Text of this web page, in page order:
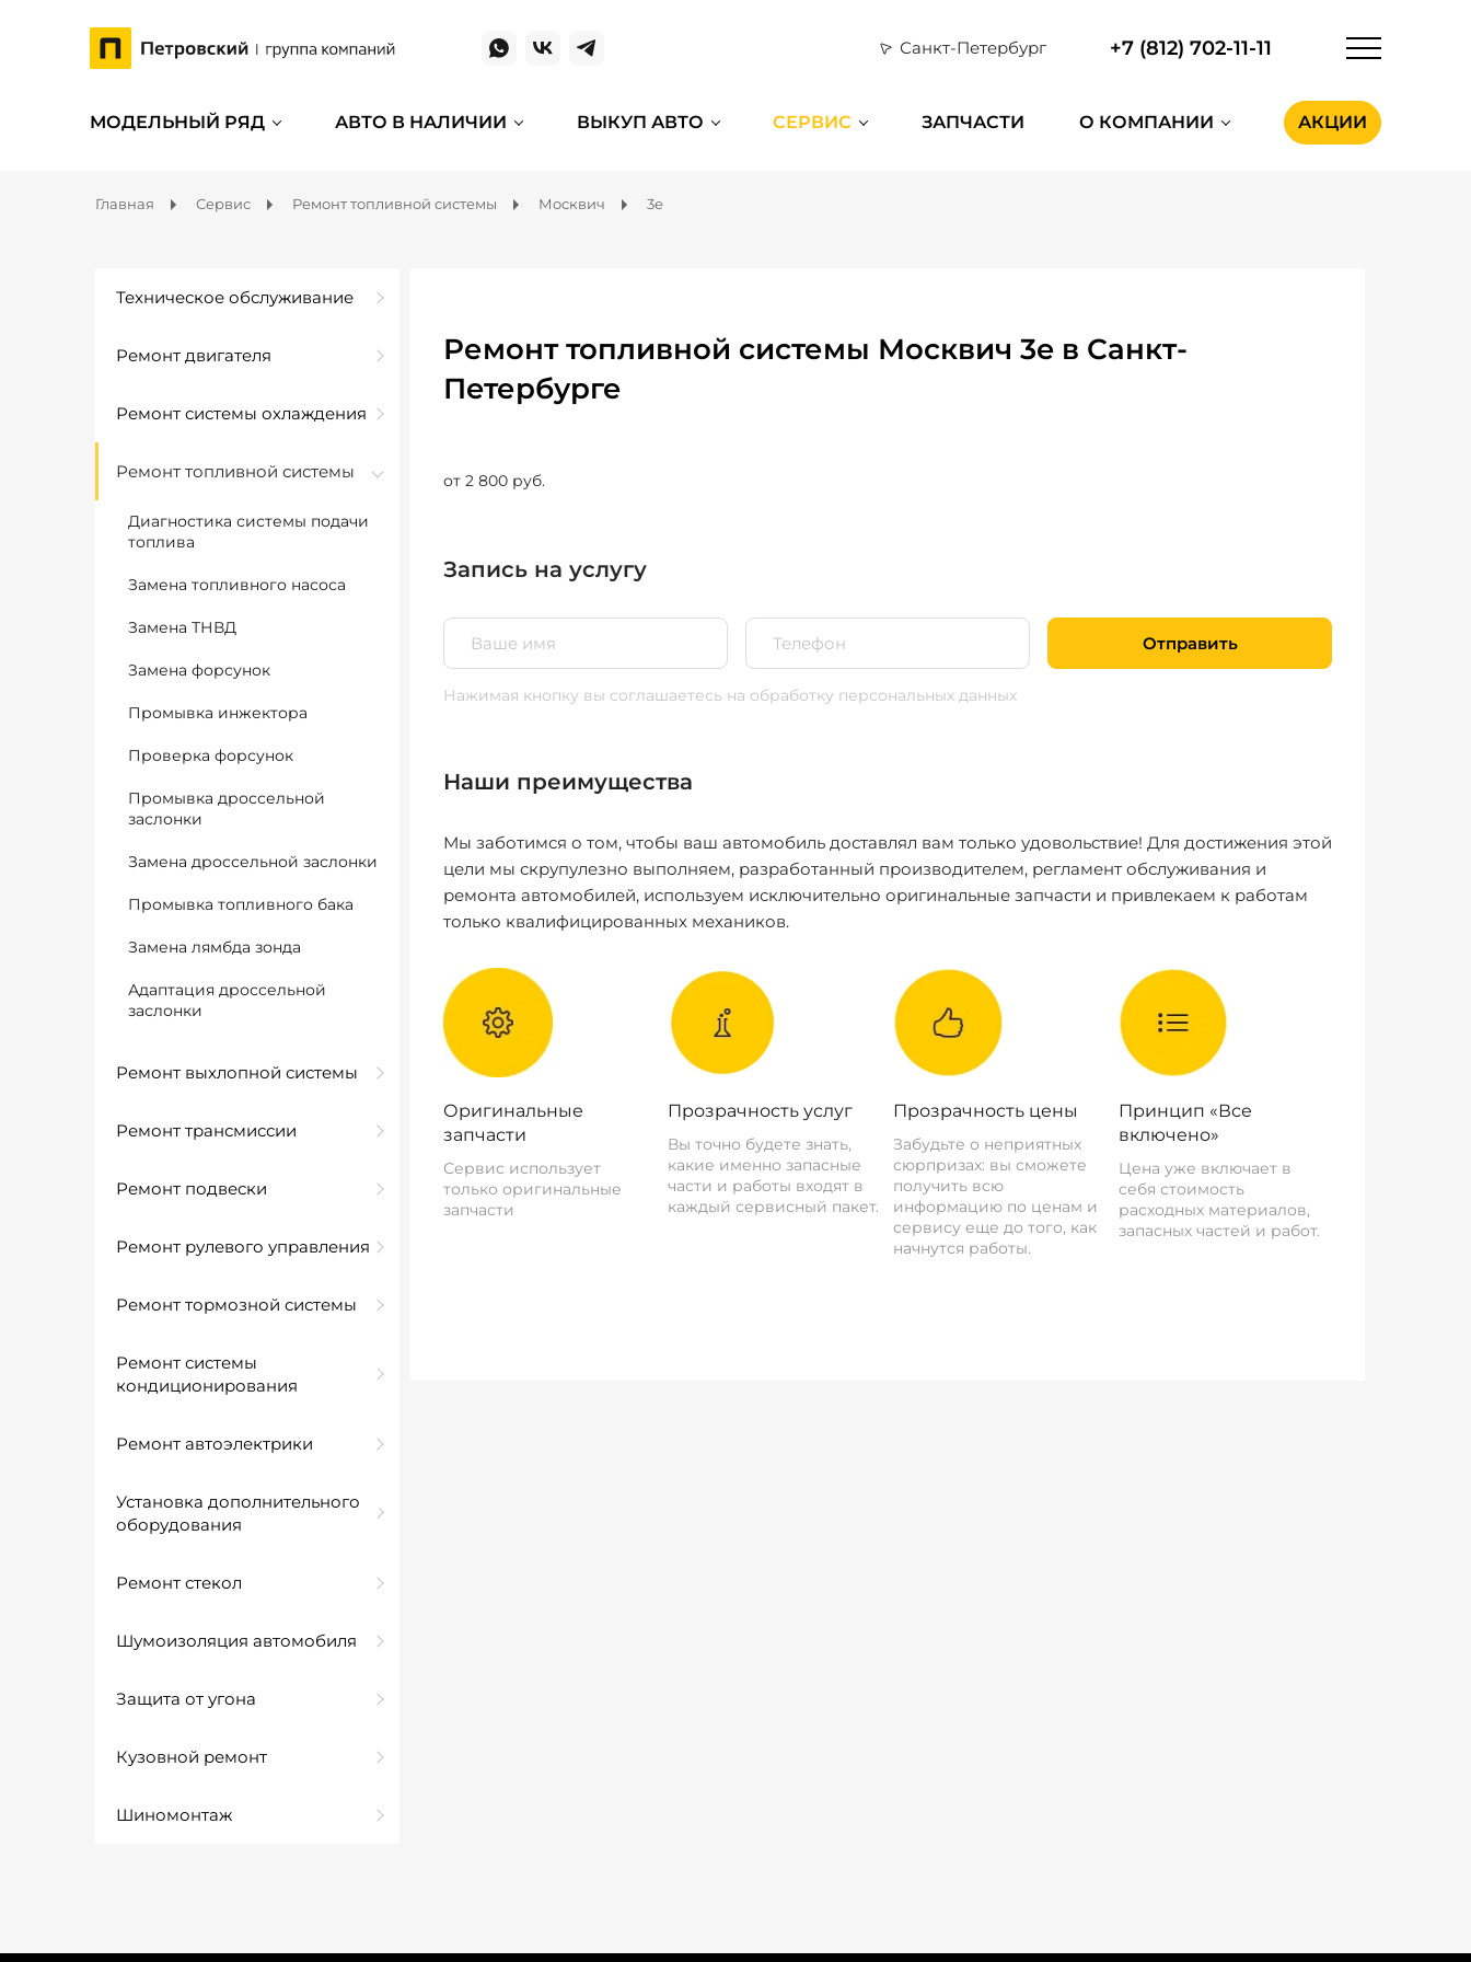
Санкт-Петербург +7 (812) 702-11-11
МОДЕЛЬНЫЙ РЯД АВТО В НАЛИЧИИ ВЫКУП АВТО СЕРВИС ЗАПЧАСТИ О КОМПАНИИ АКЦИИ
Главная Сервис Ремонт топливной системы Москвич 3e
Техническое обслуживание
Ремонт двигателя
Ремонт системы охлаждения
Ремонт топливной системы
Диагностика системы подачи
топлива
Замена топливного насоса
Замена ТНВД
Замена форсунок
Промывка инжектора
Проверка форсунок
Промывка дроссельной
заслонки
Замена дроссельной заслонки
Промывка топливного бака
Замена лямбда зонда
Адаптация дроссельной
заслонки
Ремонт выхлопной системы
Ремонт трансмиссии
Ремонт подвески
Ремонт рулевого управления
Ремонт тормозной системы
Ремонт системы
кондиционирования
Ремонт автоэлектрики
Установка дополнительного
оборудования
Ремонт стекол
Шумоизоляция автомобиля
Защита от угона
Кузовной ремонт
Шиномонтаж
Ремонт топливной системы Москвич 3e в Санкт-
Петербурге
от 2 800 руб.
Запись на услугу
Отправить
Нажимая кнопку вы соглашаетесь на обработку персональных данных
Наши преимущества
Мы заботимся о том, чтобы ваш автомобиль доставлял вам только удовольствие! Для достижения этой
цели мы скрупулезно выполняем, разработанный производителем, регламент обслуживания и
ремонта автомобилей, используем исключительно оригинальные запчасти и привлекаем к работам
только квалифицированных механиков.
Оригинальные
запчасти
Сервис использует
только оригинальные
запчасти
Прозрачность услуг
Вы точно будете знать,
какие именно запасные
части и работы входят в
каждый сервисный пакет.
Прозрачность цены
Забудьте о неприятных
сюрпризах: вы сможете
получить всю
информацию по ценам и
сервису еще до того, как
начнутся работы.
Принцип «Все
включено»
Цена уже включает в
себя стоимость
расходных материалов,
запасных частей и работ.